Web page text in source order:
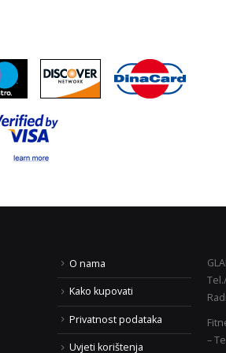
BLACK FRIDAY AKCIJA!
17. veljače 2020.
O nama
Kako kupovati
Privatnost podataka
Uvjeti korištenja
–